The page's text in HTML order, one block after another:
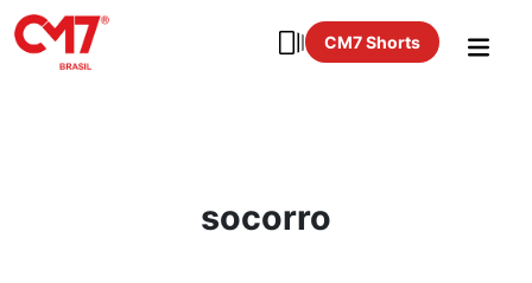
CM7 Shorts
socorro